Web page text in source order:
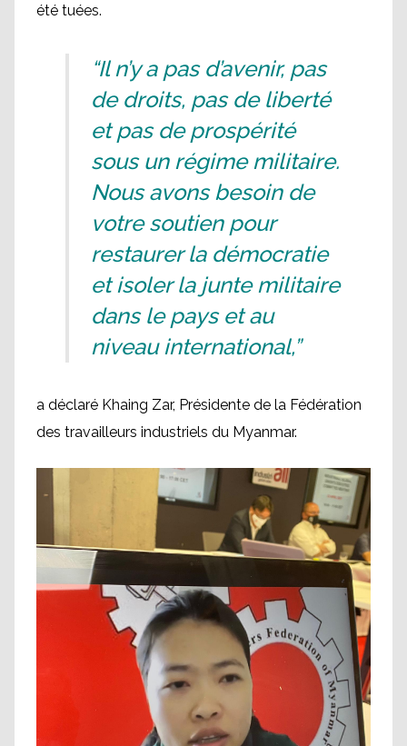
été tuées.
“Il n’y a pas d’avenir, pas
de droits, pas de liberté
et pas de prospérité
sous un régime militaire.
Nous avons besoin de
votre soutien pour
restaurer la démocratie
et isoler la junte militaire
dans le pays et au
niveau international,”
a déclaré Khaing Zar, Présidente de la Fédération
des travailleurs industriels du Myanmar.